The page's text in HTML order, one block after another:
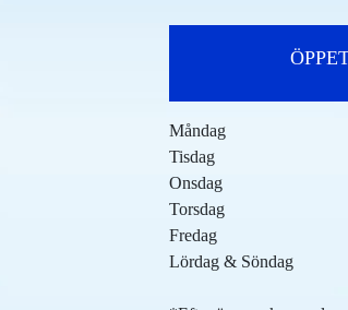
Måndag
Tisdag
Onsdag
Torsdag
Fredag
Lördag & Söndag